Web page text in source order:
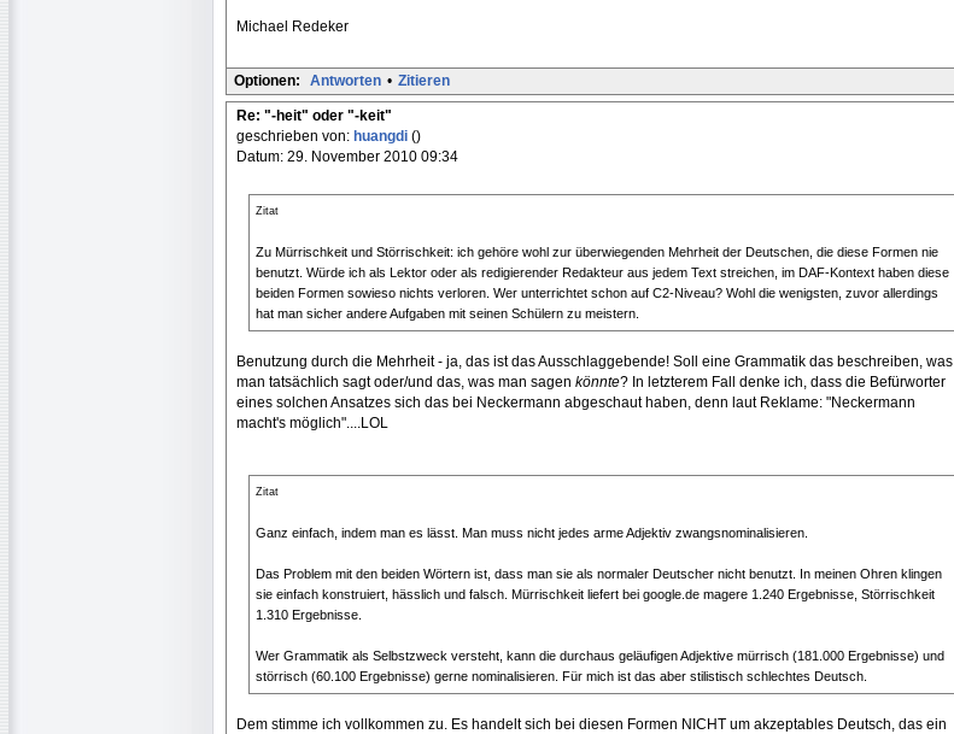
Michael Redeker
Optionen: Antworten • Zitieren
Re: "-heit" oder "-keit"
geschrieben von: huangdi ()
Datum: 29. November 2010 09:34
Zitat
Zu Mürrischkeit und Störrischkeit: ich gehöre wohl zur überwiegenden Mehrheit der Deutschen, die diese Formen nie
benutzt. Würde ich als Lektor oder als redigierender Redakteur aus jedem Text streichen, im DAF-Kontext haben diese
beiden Formen sowieso nichts verloren. Wer unterrichtet schon auf C2-Niveau? Wohl die wenigsten, zuvor allerdings
hat man sicher andere Aufgaben mit seinen Schülern zu meistern.
Benutzung durch die Mehrheit - ja, das ist das Ausschlaggebende! Soll eine Grammatik das beschreiben, was
man tatsächlich sagt oder/und das, was man sagen könnte? In letzterem Fall denke ich, dass die Befürworter
eines solchen Ansatzes sich das bei Neckermann abgeschaut haben, denn laut Reklame: "Neckermann
macht's möglich"....LOL
Zitat
Ganz einfach, indem man es lässt. Man muss nicht jedes arme Adjektiv zwangsnominalisieren.
Das Problem mit den beiden Wörtern ist, dass man sie als normaler Deutscher nicht benutzt. In meinen Ohren klingen
sie einfach konstruiert, hässlich und falsch. Mürrischkeit liefert bei google.de magere 1.240 Ergebnisse, Störrischkeit
1.310 Ergebnisse.
Wer Grammatik als Selbstzweck versteht, kann die durchaus geläufigen Adjektive mürrisch (181.000 Ergebnisse) und
störrisch (60.100 Ergebnisse) gerne nominalisieren. Für mich ist das aber stilistisch schlechtes Deutsch.
Dem stimme ich vollkommen zu. Es handelt sich bei diesen Formen NICHT um akzeptables Deutsch, das ein